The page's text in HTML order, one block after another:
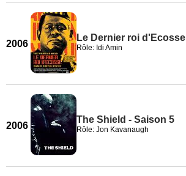
2006
Le Dernier roi d'Ecosse
Rôle: Idi Amin
2006
The Shield - Saison 5
Rôle: Jon Kavanaugh